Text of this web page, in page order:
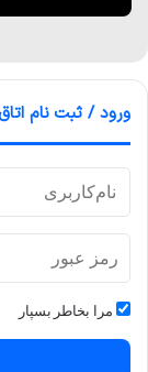
ورود / ثبت نام
مرا بخاطر بسپار